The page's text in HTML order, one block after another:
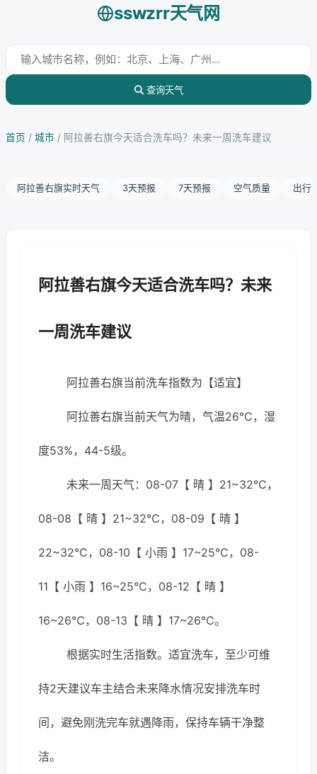
sswzrr天气网
查询天气
首页 / 城市 / 阿拉善右旗今天适合洗车吗？未来一周洗车建议
阿拉善右旗实时天气 3天预报 7天预报 空气质量 出行
阿拉善右旗今天适合洗车吗？未来
一周洗车建议
阿拉善右旗当前洗车指数为【适宜】
阿拉善右旗当前天气为晴，气温26℃，湿
度53%，44-5级。
未来一周天气：08-07【 晴 】21~32℃，
08-08【 晴 】21~32℃，08-09【 晴 】
22~32℃，08-10【 小雨 】17~25℃，08-
11【 小雨 】16~25℃，08-12【 晴 】
16~26℃，08-13【 晴 】17~26℃。
根据实时生活指数。适宜洗车，至少可维
持2天建议车主结合未来降水情况安排洗车时
间，避免刚洗完车就遇降雨，保持车辆干净整
洁。